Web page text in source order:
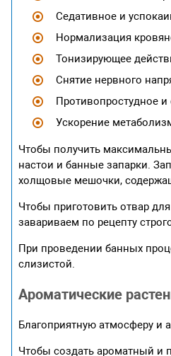
Седативное и
Нормализация
Тонизирующее
Снятие нервного
Противопростудное
Ускорение
Чтобы получить
настои и банные запарки.
холщовые мешочки,
Чтобы приготовить отвар
завариваем по рецепту
При проведении банных
слизистой.
Ароматические
Благоприятную атмосферу и
Чтобы создать ароматный и